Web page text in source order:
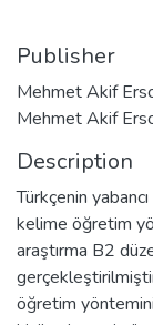
Publisher
Mehmet Akif
Mehmet Akif
Description
Türkçenin
kelime öğretim
araştırma B2
öğretim